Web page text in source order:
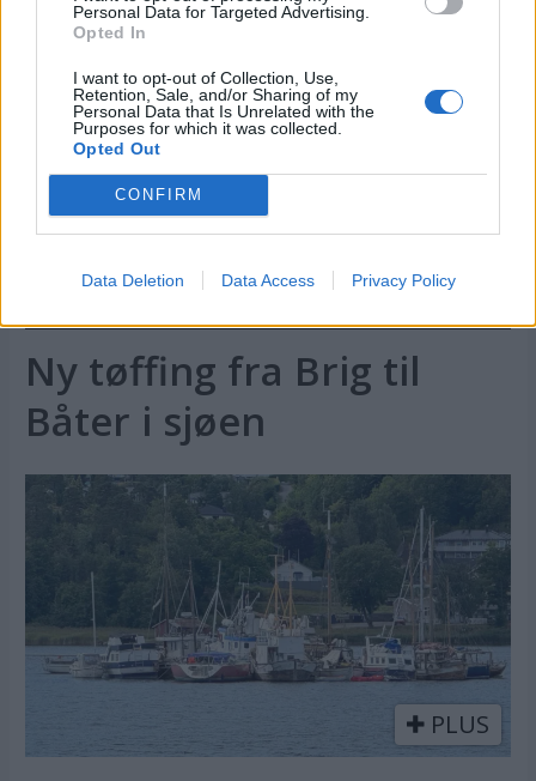
Personal Data for Targeted Advertising.
Opted In
I want to opt-out of Collection, Use,
Retention, Sale, and/or Sharing of my
Personal Data that Is Unrelated with the
Purposes for which it was collected.
Opted Out
CONFIRM
Data Deletion Data Access Privacy Policy
PLUS
Ny tøffing fra Brig til
Båter i sjøen
PLUS